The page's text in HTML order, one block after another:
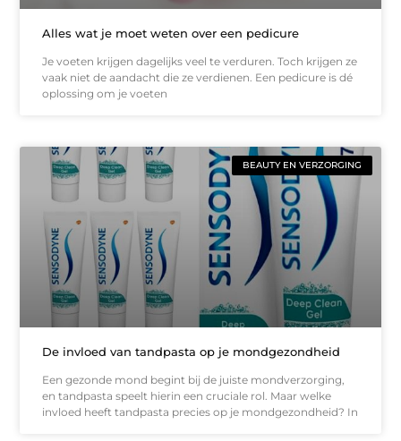
Alles wat je moet weten over een pedicure
Je voeten krijgen dagelijks veel te verduren. Toch krijgen ze
vaak niet de aandacht die ze verdienen. Een pedicure is dé
oplossing om je voeten
BEAUTY EN VERZORGING
De invloed van tandpasta op je mondgezondheid
Een gezonde mond begint bij de juiste mondverzorging,
en tandpasta speelt hierin een cruciale rol. Maar welke
invloed heeft tandpasta precies op je mondgezondheid? In